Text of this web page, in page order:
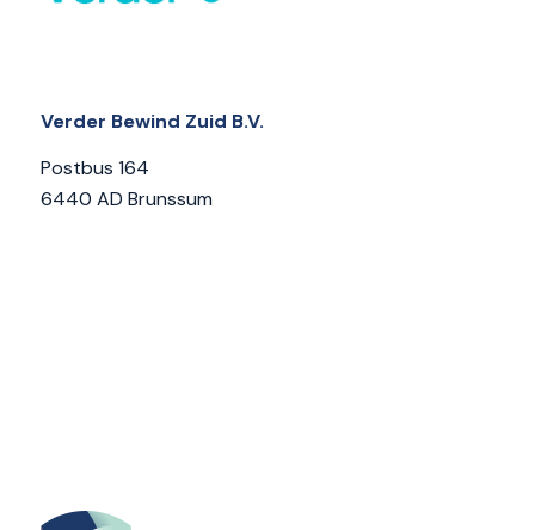
Verder Bewind Zuid B.V.
Postbus 164
6440 AD Brunssum